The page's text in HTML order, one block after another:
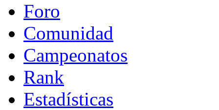
Foro
Comunidad
Campeonatos
Rank
Estadísticas